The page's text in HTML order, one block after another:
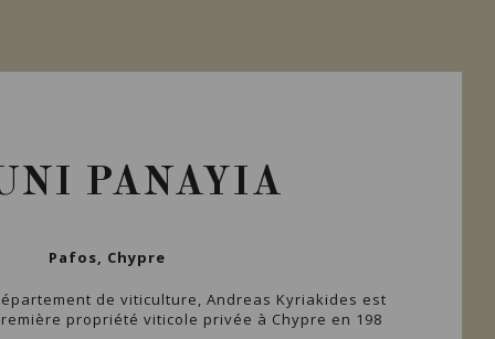
PANAYIA
Pafos, Chypre
de viticulture, Andreas Kyriakides est
propriété viticole privée à Chypre en 198